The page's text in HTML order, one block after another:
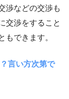
渉などの交渉も
交渉をすること
もできます。
言い方次第で